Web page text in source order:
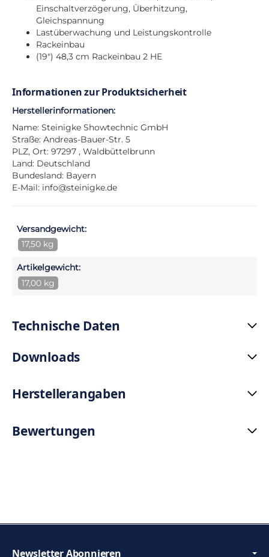
Einschaltverzögerung, Überhitzung,
Gleichspannung
Lastüberwachung und Leistungskontrolle
Rackeinbau
(19") 48,3 cm Rackeinbau 2 HE
Informationen zur Produktsicherheit
Herstellerinformationen:
Name: Steinigke Showtechnic GmbH
Straße: Andreas-Bauer-Str. 5
PLZ, Ort: 97297 , Waldbüttelbrunn
Land: Deutschland
Bundesland: Bayern
E-Mail: info@steinigke.de
Versandgewicht:
17,50 kg
Artikelgewicht:
17,00 kg
Technische Daten
Downloads
Herstellerangaben
Bewertungen
Newsletter Abonnieren